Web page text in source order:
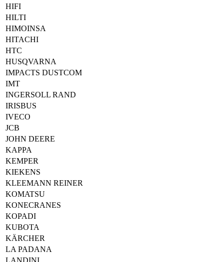
HIFI
HILTI
HIMOINSA
HITACHI
HTC
HUSQVARNA
IMPACTS DUSTCOM
IMT
INGERSOLL RAND
IRISBUS
IVECO
JCB
JOHN DEERE
KAPPA
KEMPER
KIEKENS
KLEEMANN REINER
KOMATSU
KONECRANES
KOPADI
KUBOTA
KÄRCHER
LA PADANA
LANDINI